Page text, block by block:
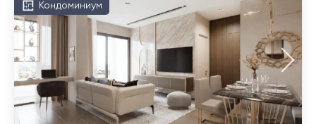
Кондоминиум